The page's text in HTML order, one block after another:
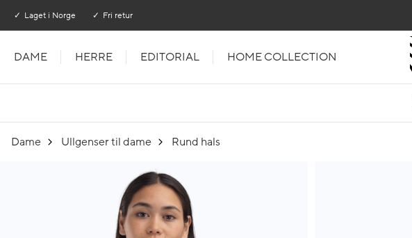
Laget i Norge Fri retur
DAME HERRE EDITORIAL HOME COLLECTION
Dame Ullgenser til dame Rund hals